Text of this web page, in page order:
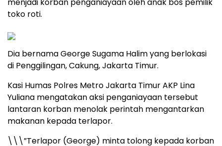
menjadi korban penganiayaan oleh anak bos pemilik
toko roti.
Dia bernama George Sugama Halim yang berlokasi
di Penggilingan, Cakung, Jakarta Timur.
Kasi Humas Polres Metro Jakarta Timur AKP Lina
Yuliana mengatakan aksi penganiayaan tersebut
lantaran korban menolak perintah mengantarkan
makanan kepada terlapor.
\\\”Terlapor (George) minta tolong kepada korban